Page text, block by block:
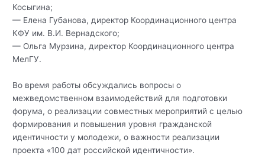
Косыгина;
— Елена Губанова, директор Координационного центра
КФУ им. В.И. Вернадского;
— Ольга Мурзина, директор Координационного центра
МелГУ.
Во время работы обсуждались вопросы о
межведомственном взаимодействий для подготовки
форума, о реализации совместных мероприятий с целью
формирования и повышения уровня гражданской
идентичности у молодежи, о важности реализации
проекта «100 дат российской идентичности».